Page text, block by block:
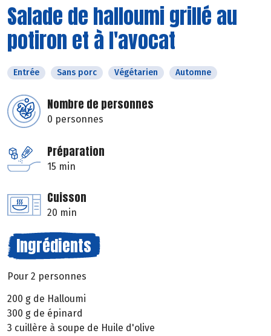
Salade de halloumi grillé au
potiron et à l'avocat
Entrée Sans porc Végétarien Automne
Nombre de personnes
0 personnes
Préparation
15 min
Cuisson
20 min
Ingrédients
Pour 2 personnes
200 g de Halloumi
300 g de épinard
3 cuillère à soupe de Huile d'olive